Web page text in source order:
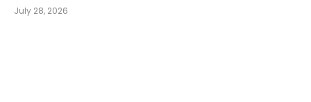
July 28, 2026